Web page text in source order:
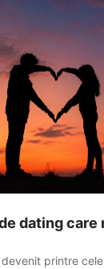
dating
printre